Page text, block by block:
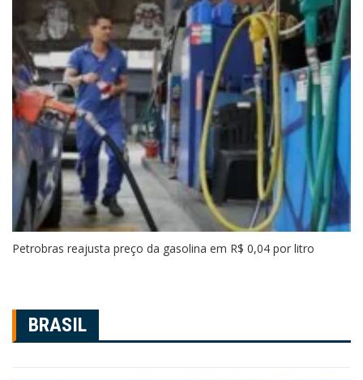
Petrobras reajusta preço da gasolina em R$ 0,04 por litro
BRASIL